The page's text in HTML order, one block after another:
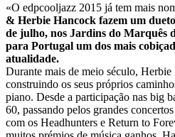
«O edpcooljazz 2015 já tem mais
& Herbie Hancock fazem um
de julho, nos Jardins do Marquês
para Portugal um dos mais
atualidade.
Durante mais de meio século,
construindo os seus próprios
piano. Desde a participação nas big
60, passando pelos grandes
com os Headhunters e Return to